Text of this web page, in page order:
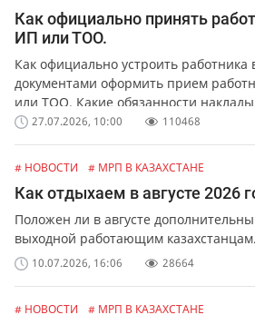
Как официально принять
ИП или ТОО.
Как официально устроить
документами оформить прием
или ТОО. Какие обязанности
официальное оформление работников.
27.07.2026, 10:00 110468
# НОВОСТИ # МРП В КАЗАХСТАНЕ
Как отдыхаем в августе 2026
Положен ли в августе
выходной работающим казахстанцам.
10.07.2026, 16:06 28664
# НОВОСТИ # МРП В КАЗАХСТАНЕ